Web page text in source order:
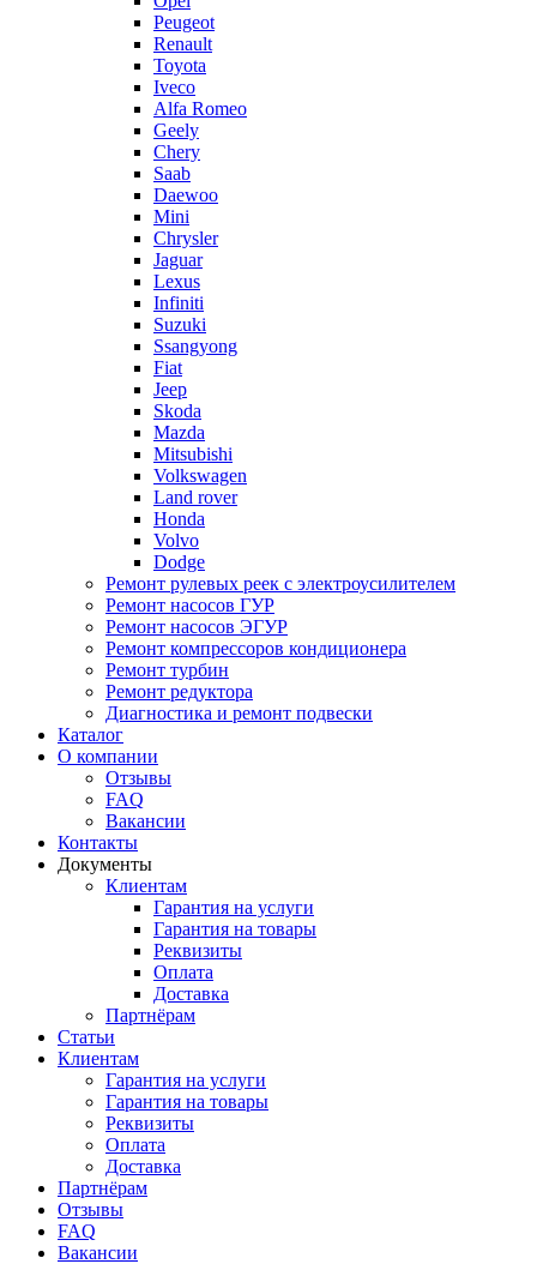
Peugeot
Renault
Toyota
Iveco
Alfa Romeo
Geely
Chery
Saab
Daewoo
Mini
Chrysler
Jaguar
Lexus
Infiniti
Suzuki
Ssangyong
Fiat
Jeep
Skoda
Mazda
Mitsubishi
Volkswagen
Land rover
Honda
Volvo
Dodge
Ремонт рулевых реек с электроусилителем
Ремонт насосов ГУР
Ремонт насосов ЭГУР
Ремонт компрессоров кондиционера
Ремонт турбин
Ремонт редуктора
Диагностика и ремонт подвески
Каталог
О компании
Отзывы
FAQ
Вакансии
Контакты
Документы
Клиентам
Гарантия на услуги
Гарантия на товары
Реквизиты
Оплата
Доставка
Партнёрам
Статьи
Клиентам
Гарантия на услуги
Гарантия на товары
Реквизиты
Оплата
Доставка
Партнёрам
Отзывы
FAQ
Вакансии